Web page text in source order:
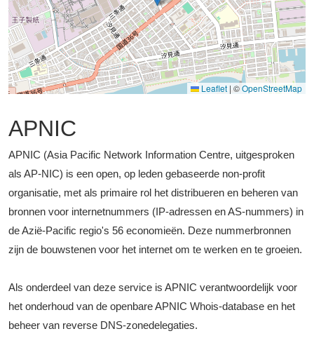
Leaflet | ©OpenStreetMap
APNIC
APNIC (Asia Pacific Network Information Centre, uitgesproken
als AP-NIC) is een open, op leden gebaseerde non-profit
organisatie, met als primaire rol het distribueren en beheren van
bronnen voor internetnummers (IP-adressen en AS-nummers) in
de Azië-Pacific regio's 56 economieën. Deze nummerbronnen
zijn de bouwstenen voor het internet om te werken en te groeien.
Als onderdeel van deze service is APNIC verantwoordelijk voor
het onderhoud van de openbare APNIC Whois-database en het
beheer van reverse DNS-zonedelegaties.